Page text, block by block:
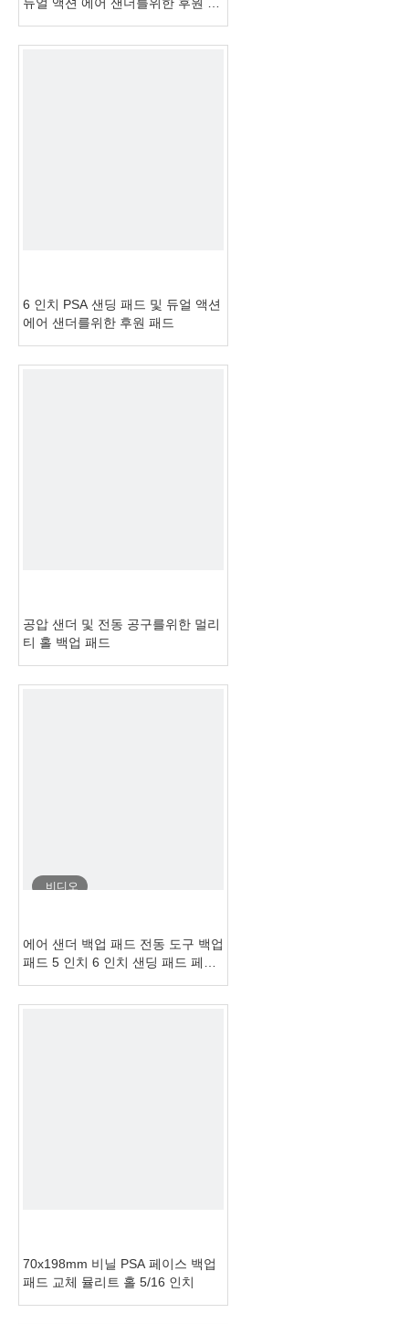
6 인치 PSA 샌딩 패드 및 듀얼 액션
에어 샌더를위한 후원 패드
공압 샌더 및 전동 공구를위한 멀리
티 홀 백업 패드
비디오
에어 샌더 백업 패드 전동 도구 백업
패드 5 인치 6 인치 샌딩 패드 페스
70x198mm 비닐 PSA 페이스 백업
패드 교체 뮬리트 홀 5/16 인치